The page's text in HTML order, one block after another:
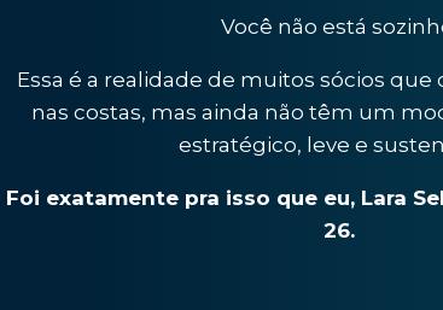
Você não está
Essa é a realidade de muitos sócios
nas costas, mas ainda não têm um
estratégico, leve e
Foi exatamente pra isso que eu, Lara
26.